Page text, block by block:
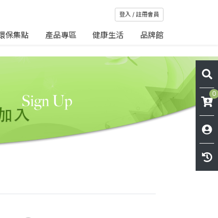
登入 / 註冊會員
保集點 產品專區 健康生活 品牌館
0